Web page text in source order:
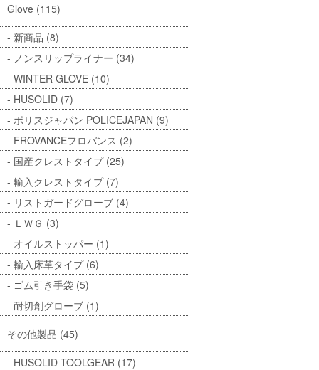
Glove (115)
新商品 (8)
ノンスリップライナー (34)
WINTER GLOVE (10)
HUSOLID (7)
ポリスジャパン POLICEJAPAN (9)
FROVANCEフロバンス (2)
国産クレストタイプ (25)
輸入クレストタイプ (7)
リストガードグローブ (4)
ＬＷＧ (3)
オイルストッパー (1)
輸入床革タイプ (6)
ゴム引き手袋 (5)
耐切創グローブ (1)
その他製品 (45)
HUSOLID TOOLGEAR (17)